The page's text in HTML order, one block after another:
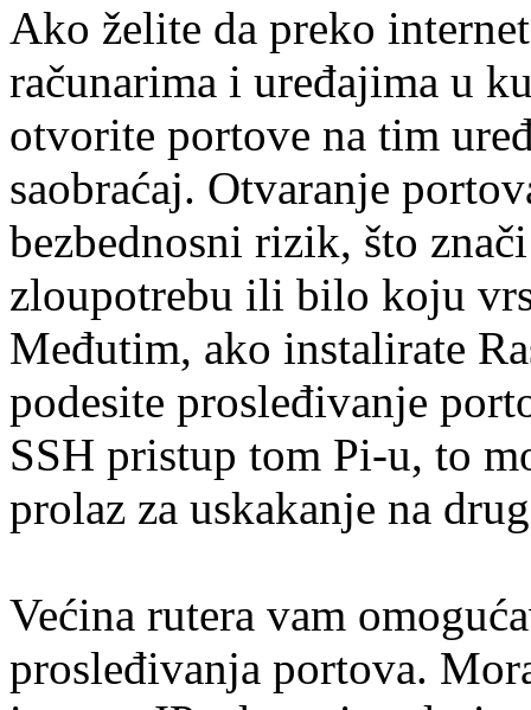
Ako želite da preko
računarima i uređajima u
otvorite portove na tim
saobraćaj. Otvaranje
bezbednosni rizik, što
zloupotrebu ili bilo koju
Međutim, ako instalirate
podesite prosleđivanje
SSH pristup tom Pi-u, to
prolaz za uskakanje na
Većina rutera vam
prosleđivanja portova.